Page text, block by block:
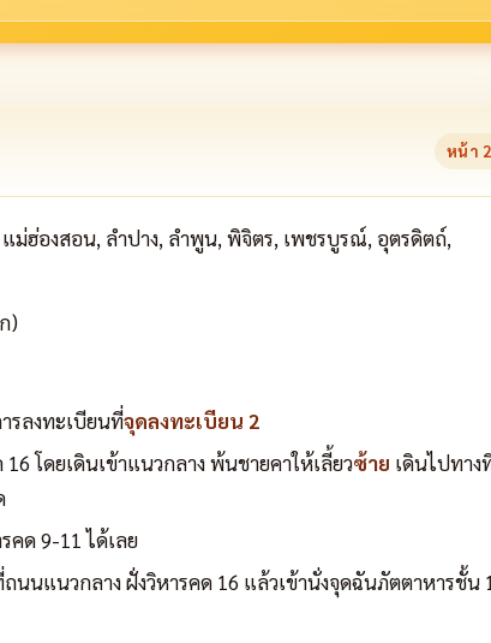
หน้า
แม่ฮ่องสอน, ลำปาง, ลำพูน, พิจิตร, เพชรบูรณ์, อุตรดิตถ์,
)
รลงทะเบียนที่จุดลงทะเบียน 2
โดยเดินเข้าแนวกลาง พ้นชายคาให้เลี้ยวซ้าย เดินไปทาง
คด 9-11 ได้เลย
นแนวกลาง ฝั่งวิหารคด 16 แล้วเข้านั่งจุดฉันภัตตาหารชั้น